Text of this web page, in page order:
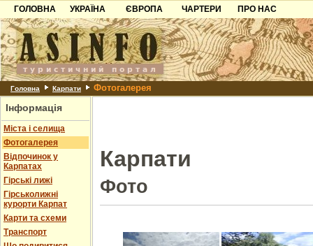
ГОЛОВНА
УКРАЇНА
Карпати
Азов
Причорноморря
Шацьк
ЄВРОПА
Чорногорія
Хорватія
Болгарія
Албанія
ЧАРТЕРИ
ПРО НАС
Контакти
Партнерам
Додати готель
Головна Карпати Фотогалерея
Інформація
Міста і селища
Фотогалерея
Відпочинок у
Карпатах
Гірські лижі
Гірськолижні
курорти Карпат
Карти та схеми
Транспорт
Карпати
Фото